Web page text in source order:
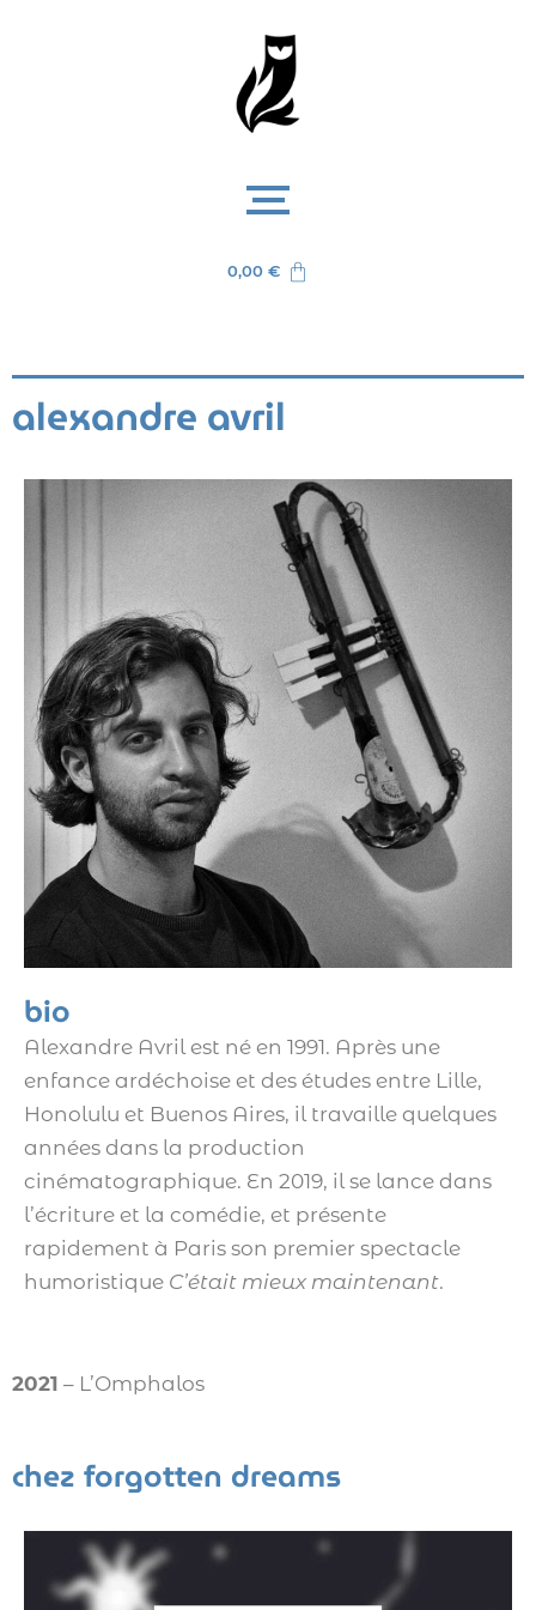
0,00 €
alexandre avril
bio
Alexandre Avril est né en 1991. Après une
enfance ardéchoise et des études entre Lille,
Honolulu et Buenos Aires, il travaille quelques
années dans la production
cinématographique. En 2019, il se lance dans
l’écriture et la comédie, et présente
rapidement à Paris son premier spectacle
humoristique C’était mieux maintenant.
2021 – L’Omphalos
chez forgotten dreams